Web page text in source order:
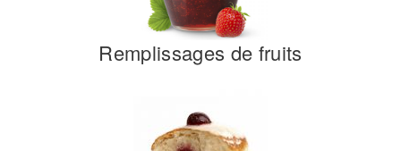
Remplissages de fruits